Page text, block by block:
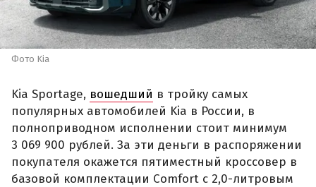
Фото Kia
Kia Sportage, вошедший в тройку самых
популярных автомобилей Kia в России, в
полноприводном исполнении стоит минимум
3 069 900 рублей. За эти деньги в распоряжении
покупателя окажется пятиместный кроссовер в
базовой комплектации Comfort с 2,0-литровым